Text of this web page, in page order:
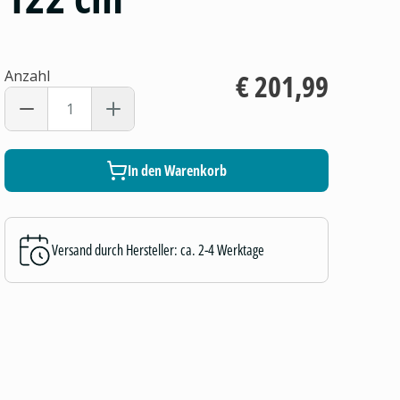
Anzahl € 201,99
In den Warenkorb
Versand durch Hersteller: ca. 2-4 Werktage